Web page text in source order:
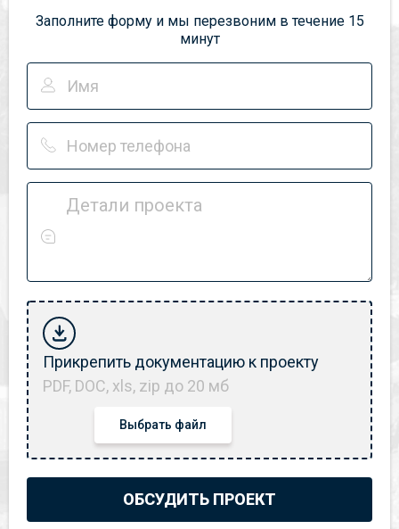
Заполните форму и мы перезвоним в течение 15
минут
Детали проекта
Прикрепить документацию к проекту
PDF, DOC, xls, zip до 20 мб
Выбрать файл
ОБСУДИТЬ ПРОЕКТ